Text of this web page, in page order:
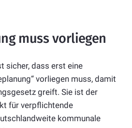
muss vorliegen
sicher, dass erst eine
vorliegen muss, damit
greift. Sie ist der
für verpflichtende
kommunale